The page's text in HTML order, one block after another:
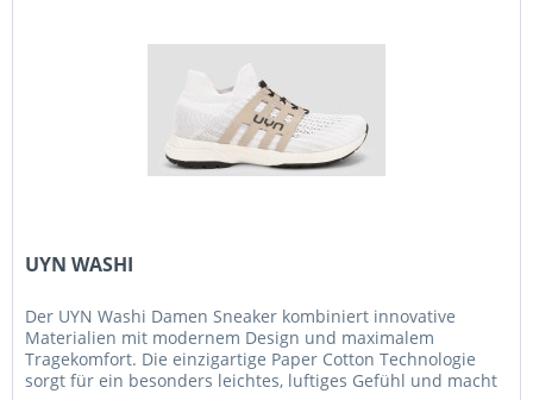
UYN WASHI
Der UYN Washi Damen Sneaker kombiniert innovative
Materialien mit modernem Design und maximalem
Tragekomfort. Die einzigartige Paper Cotton Technologie
sorgt für ein besonders leichtes, luftiges Gefühl und macht